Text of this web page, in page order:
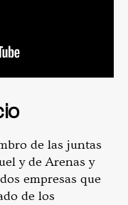
de las juntas
y de Arenas y
empresas que
de los